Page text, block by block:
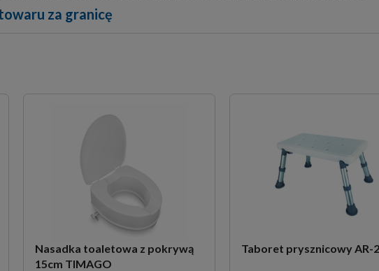
za granicę
Nasadka toaletowa z pokrywą
15cm TIMAGO
Taboret prysznicowy AR-